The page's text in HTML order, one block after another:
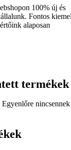
100% új és
Fontos
alaposan
termékek
Egyenlőre